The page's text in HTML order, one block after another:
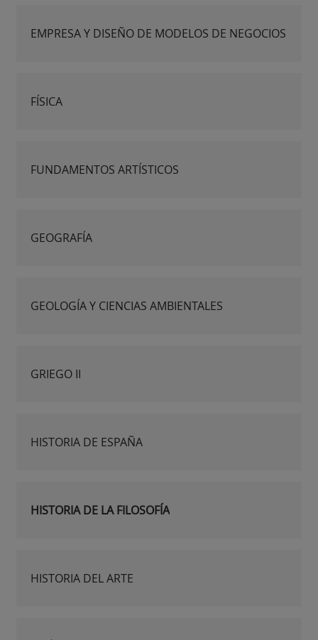
EMPRESA Y DISEÑO DE MODELOS DE NEGOCIOS
FÍSICA
FUNDAMENTOS ARTÍSTICOS
GEOGRAFÍA
GEOLOGÍA Y CIENCIAS AMBIENTALES
GRIEGO II
HISTORIA DE ESPAÑA
HISTORIA DE LA FILOSOFÍA
HISTORIA DEL ARTE